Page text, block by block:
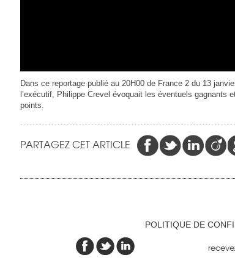
Dans ce reportage publié au 20H00 de France 2 du 13
l’exécutif, Philippe Crevel évoquait les éventuels gagnants
points.
PARTAGEZ CET ARTICLE
POLITIQUE DE